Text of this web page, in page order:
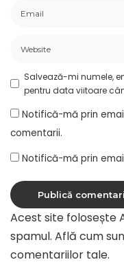
Salvează-mi numele,
pentru data viitoare
Notifică-mă prin
comentarii.
Notifică-mă prin
Acest site folosește
spamul. Află cum
comentariilor tale.